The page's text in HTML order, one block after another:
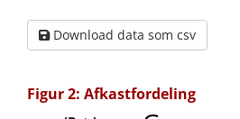
Download data som csv
Figur 2: Afkastfordeling